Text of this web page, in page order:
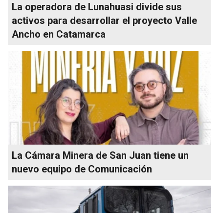
La operadora de Lunahuasi divide sus
activos para desarrollar el proyecto Valle
Ancho en Catamarca
La Cámara Minera de San Juan tiene un
nuevo equipo de Comunicación